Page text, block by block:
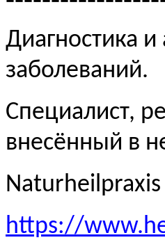
Диагностика
заболеваний.
Специалист,
внесённый в
https://